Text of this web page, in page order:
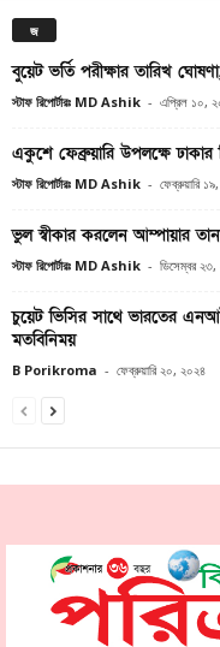
জ
বুয়েট ভর্তি পরীক্ষার তারিখ
স্টাফ রিপোর্টারঃ MD Ashik - এপ্রিল ১০,
একুশে ফেব্রুয়ারি উপলক্ষে ঢাকার
স্টাফ রিপোর্টারঃ MD Ashik - ফেব্রুয়ারি
ভুল স্বীকার করলেন আম্পায়ার
স্টাফ রিপোর্টারঃ MD Ashik - ডিসেম্বর
চুয়েট ভিসির সাথে ভারতের
মতবিনিময়
B Porikroma - ফেব্রুয়ারি ২০, ২০২৪